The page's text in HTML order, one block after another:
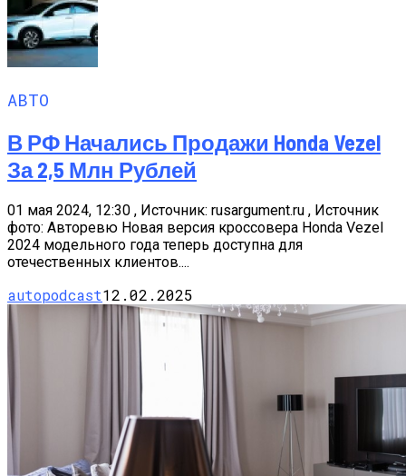
АВТО
В РФ Начались Продажи Honda Vezel
За 2,5 Млн Рублей
01 мая 2024, 12:30 , Источник: rusargument.ru , Источник
фото: Авторевю Новая версия кроссовера Honda Vezel
2024 модельного года теперь доступна для
отечественных клиентов....
autopodcast12.02.2025